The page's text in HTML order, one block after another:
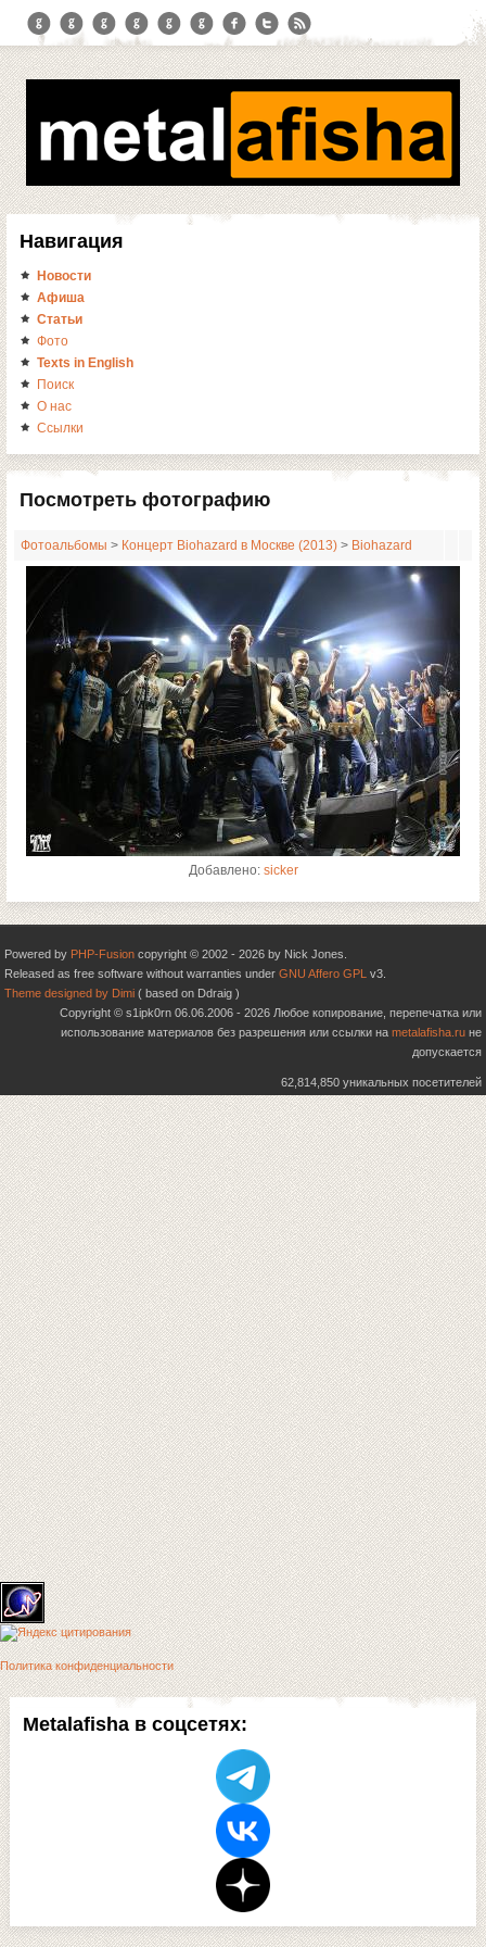
Metalafisha в соцсетях:
Навигация
Новости
Афиша
Статьи
Фото
Texts in English
Поиск
О нас
Ссылки
Посмотреть фотографию
Фотоальбомы > Концерт Biohazard в Москве (2013) > Biohazard
Добавлено: sicker
Powered by PHP-Fusion copyright © 2002 - 2026 by Nick Jones.
Released as free software without warranties under GNU Affero GPL v3.
Theme designed by Dimi ( based on Ddraig )
Copyright © s1ipk0rn 06.06.2006 - 2026 Любое копирование, перепечатка или
использование материалов без разрешения или ссылки на metalafisha.ru не
допускается
62,814,850 уникальных посетителей
Политика конфиденциальности